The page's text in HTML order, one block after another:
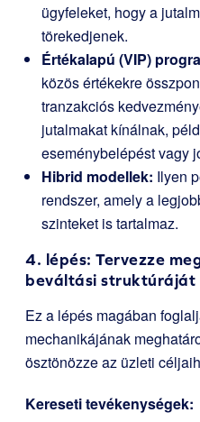
ügyfeleket, hogy a
törekedjenek.
Értékalapú (VIP)
közös értékekre
tranzakciós
jutalmakat kínálnak,
eseménybelépést vagy
Hibrid modellek: Ilyen
rendszer, amely a
szinteket is tartalmaz.
4. lépés: Tervezze
beváltási struktúráját
Ez a lépés magában
mechanikájának
ösztönözze az üzleti
Kereseti tevékenységek: